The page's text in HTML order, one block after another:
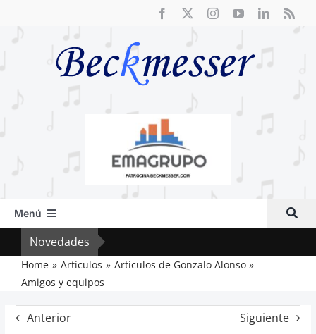
Menú
Inicio
Actual
Artículos
Crítica
Novedades
Home Artículos
Artículos de Gonzalo Alonso
Amigos y equipos
Anterior Siguiente